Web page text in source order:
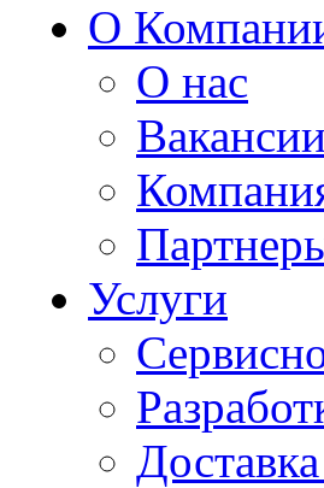
О
О нас
Вакансии
Услуги